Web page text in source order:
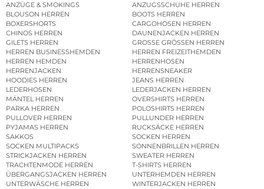
ANZÜGE & SMOKINGS
ANZUGSSCHUHE HERREN
BLOUSON HERREN
BOOTS HERREN
BOXERSHORTS
CARGOHOSEN HERREN
CHINOS HERREN
DAUNENJACKEN HERREN
GILETS HERREN
GROSSE GRÖSSEN HERREN
HERREN BUSINESSHEMDEN
HERREN FREIZEITHEMDEN
HERREN HEMDEN
HERRENHOSEN
HERRENJACKEN
HERRENSNEAKER
HOODIES HERREN
JEANS HERREN
LEDERHOSEN
LEDERJACKEN HERREN
MÄNTEL HERREN
OVERSHIRTS HERREN
PARKA HERREN
POLOSHIRTS HERREN
PULLOVER HERREN
PULLUNDER HERREN
PYJAMAS HERREN
RUCKSÄCKE HERREN
SAKKOS
SOCKEN HERREN
SOCKEN MULTIPACKS
SONNENBRILLEN HERREN
STRICKJACKEN HERREN
SWEATER HERREN
TRACHTENMODE HERREN
T-SHIRTS HERREN
ÜBERGANGSJACKEN HERREN
UNTERHEMDEN HERREN
UNTERWÄSCHE HERREN
WINTERJACKEN HERREN